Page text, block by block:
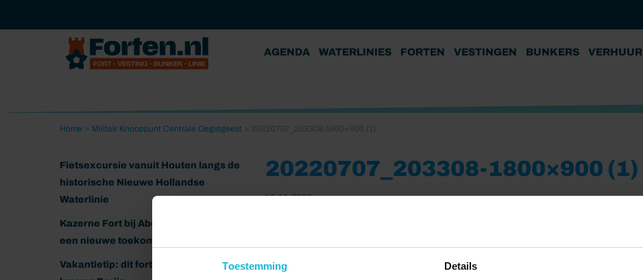
Toestemming Details
AGENDA WATERLINIES FORTEN VESTINGEN BUNKERS VERHUUR
Home Militair Knooppunt Centrale Oegstgeest
Fietsexcursie vanuit Houten langs de
historische Nieuwe Hollandse
Waterlinie
Kazerne Fort bij Abcoude klaar voor
een nieuwe toekomst
Vakantietip: dit fort ligt nog geen 20
20220707_203308-1800×900 (1)
18-10-2022